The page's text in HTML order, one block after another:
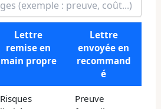
Lettre
remise en
main propre
Lettre
envoyée en
recommand
é
Risques
Preuve